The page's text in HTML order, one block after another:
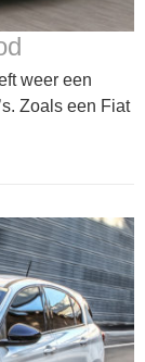
weer een
Zoals een Fiat